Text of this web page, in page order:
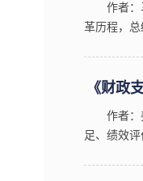
作者
革历程，
《财政
作者
足、绩效